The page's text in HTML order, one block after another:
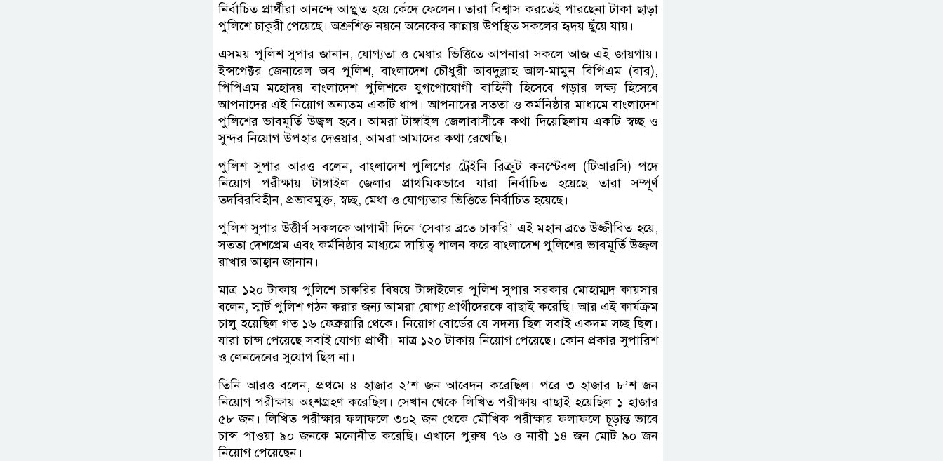
নির্বাচিত প্রার্থীরা আনন্দে আপ্লুত হয়ে কেঁদে ফেলেন। তারা বিশ্বাস করতেই পারছেনা টাকা ছাড়া
পুলিশে চাকুরী পেয়েছে। অশ্রুশিক্ত নয়নে অনেকের কান্নায় উপস্থিত সকলের হৃদয় ছুঁয়ে যায়।
এসময় পুলিশ সুপার জানান, যোগ্যতা ও মেধার ভিত্তিতে আপনারা সকলে আজ এই জায়গায়।
ইন্সপেক্টর জেনারেল অব পুলিশ, বাংলাদেশ চৌধুরী আবদুল্লাহ আল-মামুন বিপিএম (বার),
পিপিএম মহোদয় বাংলাদেশ পুলিশকে যুগপোযোগী বাহিনী হিসেবে গড়ার লক্ষ্য হিসেবে
আপনাদের এই নিয়োগ অন্যতম একটি ধাপ। আপনাদের সততা ও কর্মনিষ্ঠার মাধ্যমে বাংলাদেশ
পুলিশের ভাবমূর্তি উজ্বল হবে। আমরা টাঙ্গাইল জেলাবাসীকে কথা দিয়েছিলাম একটি স্বচ্ছ ও
সুন্দর নিয়োগ উপহার দেওয়ার, আমরা আমাদের কথা রেখেছি।
পুলিশ সুপার আরও বলেন, বাংলাদেশ পুলিশের ট্রেইনি রিক্রুট কনস্টেবল (টিআরসি) পদে
নিয়োগ পরীক্ষায় টাঙ্গাইল জেলার প্রাথমিকভাবে যারা নির্বাচিত হয়েছে তারা সম্পূর্ণ
তদবিরবিহীন, প্রভাবমুক্ত, স্বচ্ছ, মেধা ও যোগ্যতার ভিত্তিতে নির্বাচিত হয়েছে।
পুলিশ সুপার উত্তীর্ণ সকলকে আগামী দিনে ‘সেবার ব্র‌তে চাক‌রি’ এই মহান ব্রতে উজ্জীবিত হয়ে,
সততা দেশপ্রেম এবং কর্মনিষ্ঠার মাধ্যমে দায়িত্ব পালন করে বাংলাদেশ পুলিশের ভাবমূর্তি উজ্জ্বল
রাখার আহ্বান জানান।
মাত্র ১২০ টাকায় পুলিশে চাকরির বিষয়ে টাঙ্গাইলের পুলিশ সুপার সরকার মোহাম্মদ কায়সার
বলেন, স্মার্ট পুলিশ গঠন করার জন্য আমরা যোগ্য প্রার্থীদেরকে বাছাই করেছি। আর এই কার্যক্রম
চালু হয়েছিল গত ১৬ ফেব্রুয়ারি থেকে। নিয়োগ বোর্ডের যে সদস্য ছিল সবাই একদম সচ্ছ ছিল।
যারা চান্স পেয়েছে সবাই যোগ্য প্রার্থী। মাত্র ১২০ টাকায় নিয়োগ পেয়েছে। কোন প্রকার সুপারিশ
ও লেনদেনের সুযোগ ছিল না।
তিনি আরও বলেন, প্রথমে ৪ হাজার ২’শ জন আবেদন করেছিল। পরে ৩ হাজার ৮’শ জন
নিয়োগ পরীক্ষায় অংশগ্রহণ করেছিল। সেখান থেকে লিখিত পরীক্ষায় বাছাই হয়েছিল ১ হাজার
৫৮ জন। লিখিত পরীক্ষার ফলাফলে ৩০২ জন থেকে মৌখিক পরীক্ষার ফলাফলে চূড়ান্ত ভাবে
চান্স পাওয়া ৯০ জনকে মনোনীত করেছি। এখানে পুরুষ ৭৬ ও নারী ১৪ জন মোট ৯০ জন
নিয়োগ পেয়েছেন।